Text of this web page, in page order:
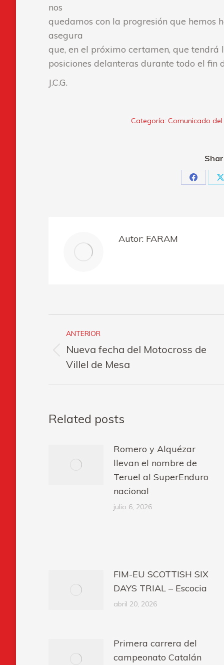
nos
quedamos con la progresión que hemos
asegura
que, en el próximo certamen, que tendrá
posiciones delanteras durante todo el fin
J.C.G.
Categoría: Comunicado del
Share
Autor: FARAM
entre
publicaciones
ANTERIOR
Publicación
anterior:
Nueva fecha del Motocross de
Villel de Mesa
Related posts
Romero y Alquézar
llevan el nombre de
Teruel al SuperEnduro
nacional
julio 6, 2026
FIM-EU SCOTTISH SIX
DAYS TRIAL – Escocia
abril 20, 2026
Primera carrera del
campeonato Catalán